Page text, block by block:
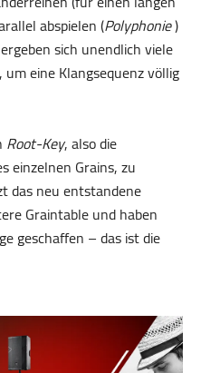
abspielen (Polyphonie)
sich unendlich viele
eine Klangsequenz völlig
Root-Key, also die
einzelnen Grains, zu
das neu entstandene
Graintable und haben
geschaffen – das ist die